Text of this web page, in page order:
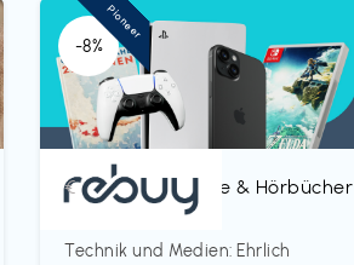
-8%
Bücher, Magazine & Hörbücher
Technik und Medien: Ehrlich
€‎
Pioneer